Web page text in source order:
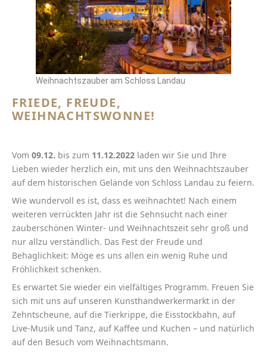
Weihnachtszauber am Schloss Landau
FRIEDE, FREUDE,
WEIHNACHTSWONNE!
Vom 09.12. bis zum 11.12.2022 laden wir Sie und Ihre
Lieben wieder herzlich ein, mit uns den Weihnachtszauber
auf dem historischen Gelände von Schloss Landau zu feiern.
Wie wundervoll es ist, dass es weihnachtet! Nach einem
weiteren verrückten Jahr ist die Sehnsucht nach einer
zauberschönen Winter- und Weihnachtszeit sehr groß und
nur allzu verständlich. Das Fest der Freude und
Behaglichkeit: Möge es uns allen ein wenig Ruhe und
Fröhlichkeit schenken.
Es erwartet Sie wieder ein vielfältiges Programm. Freuen Sie
sich mit uns auf unseren Kunsthandwerkermarkt in der
Zehntscheune, auf die Tierkrippe, die Eisstockbahn, auf
Live-Musik und Tanz, auf Kaffee und Kuchen – und natürlich
auf den Besuch vom Weihnachtsmann.